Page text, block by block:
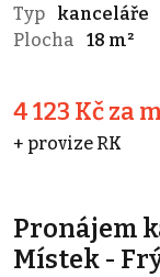
Typ
kanceláře
Plocha
18 m²
4 123 Kč za
+ provize RK
Pronájem
Místek -